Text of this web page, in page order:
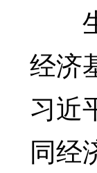
生
经济
习近
同经